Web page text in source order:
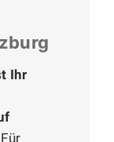
Ihr
Für